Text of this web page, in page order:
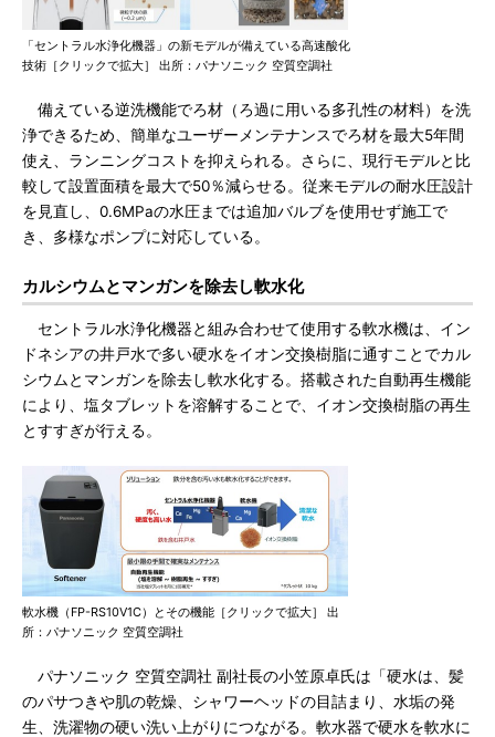
「セントラル水浄化機器」の新モデルが備えている高速酸化
技術［クリックで拡大］ 出所：パナソニック 空質空調社
備えている逆洗機能でろ材（ろ過に用いる多孔性の材料）を洗
浄できるため、簡単なユーザーメンテナンスでろ材を最大5年間
使え、ランニングコストを抑えられる。さらに、現行モデルと比
較して設置面積を最大で50％減らせる。従来モデルの耐水圧設計
を見直し、0.6MPaの水圧までは追加バルブを使用せず施工で
き、多様なポンプに対応している。
カルシウムとマンガンを除去し軟水化
セントラル水浄化機器と組み合わせて使用する軟水機は、イン
ドネシアの井戸水で多い硬水をイオン交換樹脂に通すことでカル
シウムとマンガンを除去し軟水化する。搭載された自動再生機能
により、塩タブレットを溶解することで、イオン交換樹脂の再生
とすすぎが行える。
軟水機（FP-RS10V1C）とその機能［クリックで拡大］ 出
所：パナソニック 空質空調社
パナソニック 空質空調社 副社長の小笠原卓氏は「硬水は、髪
のパサつきや肌の乾燥、シャワーヘッドの目詰まり、水垢の発
生、洗濯物の硬い洗い上がりにつながる。軟水器で硬水を軟水に